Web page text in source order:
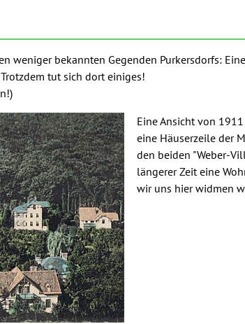
weniger bekannten Gegenden Purkersdorfs:
tut sich dort einiges!
Eine Ansicht von
eine Häuserzeile der
den beiden "Weber-
längerer Zeit eine
wir uns hier widmen